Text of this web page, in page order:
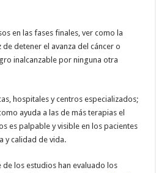
en las fases finales, ver como la
de detener el avanza del cáncer o
inalcanzable por ninguna otra
hospitales y centros especializados;
ayuda a las de más terapias el
es palpable y visible en los pacientes
y calidad de vida.
los estudios han evaluado los